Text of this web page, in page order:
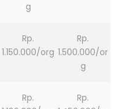
g
Rp.
1.150.000/org
Rp.
1.500.000/or
g
Rp.
Rp.